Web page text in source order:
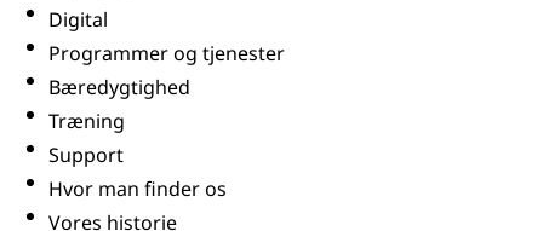
Digital
Programmer og tjenester
Bæredygtighed
Træning
Support
Hvor man finder os
Vores historie